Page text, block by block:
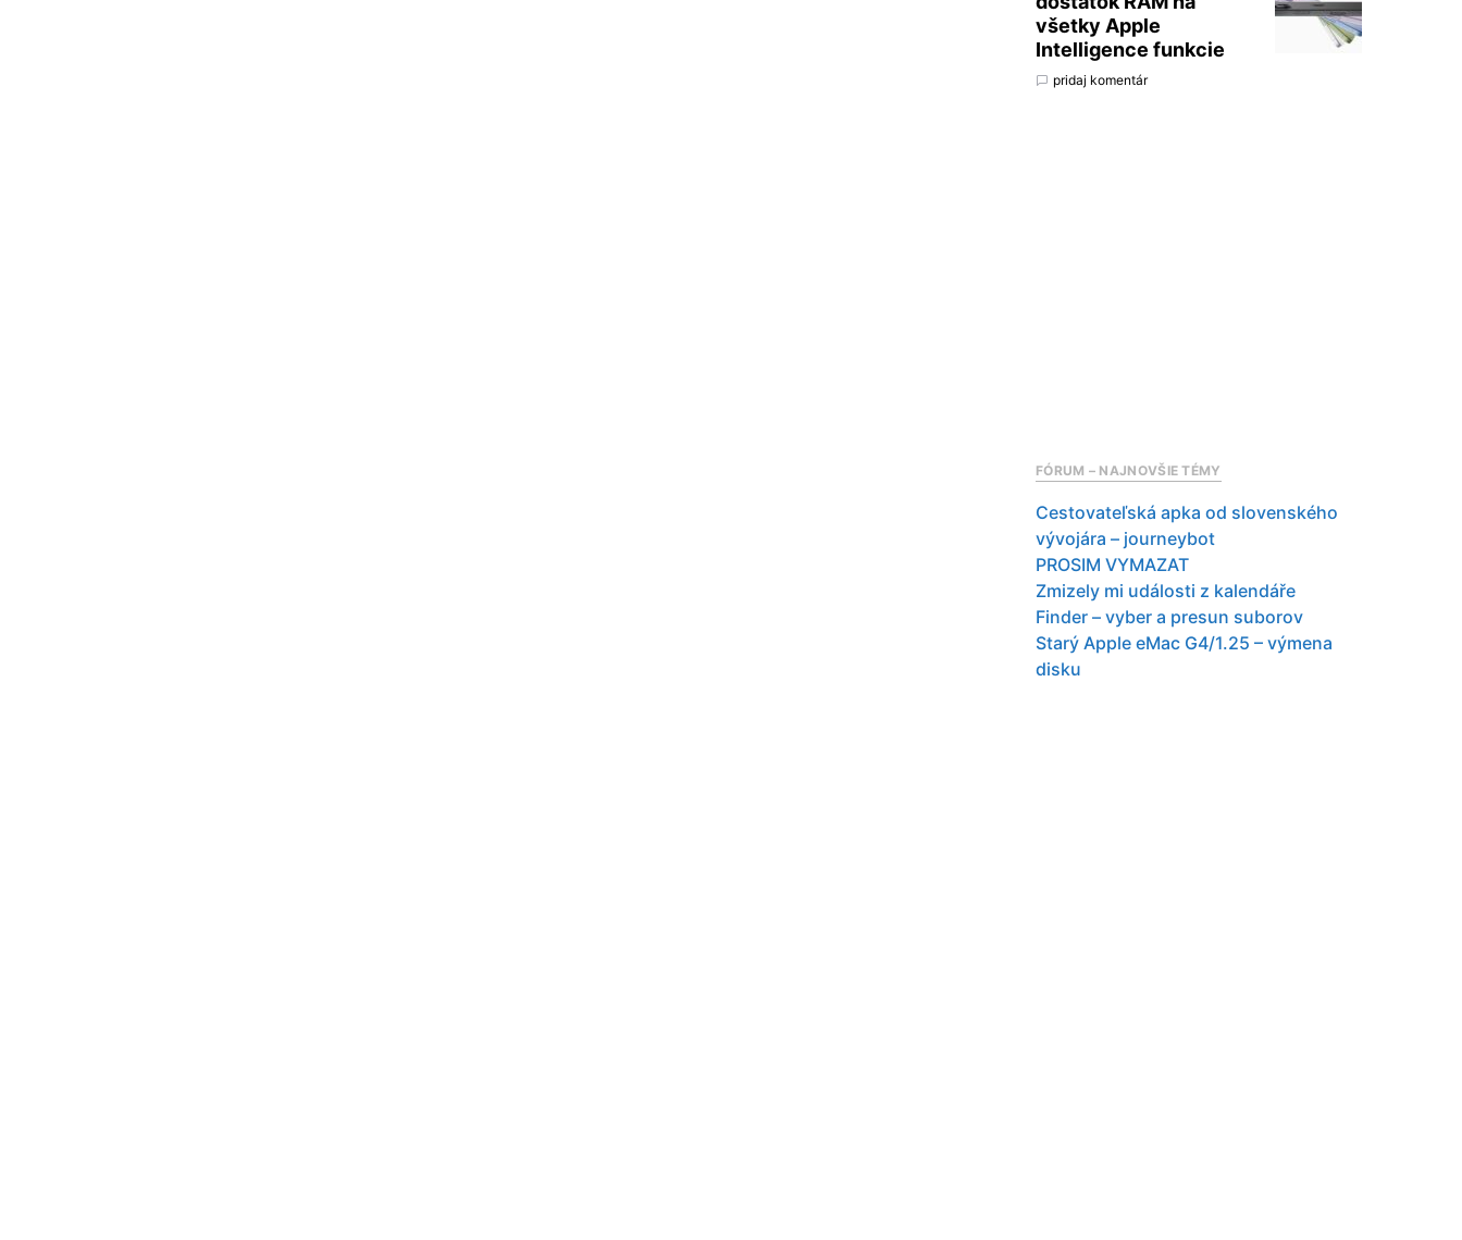
všetky Apple
Intelligence funkcie
pridaj komentár
FÓRUM – NAJNOVŠIE TÉMY
Cestovateľská apka od slovenského
vývojára – journeybot
PROSIM VYMAZAT
Zmizely mi události z kalendáře
Finder – vyber a presun suborov
Starý Apple eMac G4/1.25 – výmena
disku